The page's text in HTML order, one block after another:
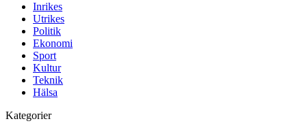
Inrikes
Utrikes
Politik
Ekonomi
Sport
Kultur
Teknik
Hälsa
Kategorier